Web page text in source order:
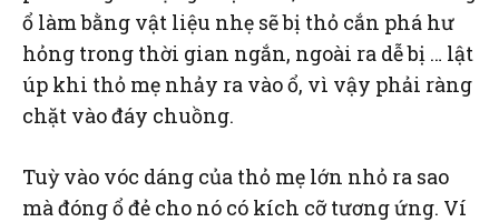
ổ làm bằng vật liệu nhẹ sẽ bị thỏ cắn phá hư
hỏng trong thời gian ngắn, ngoài ra dễ bị … lật
úp khi thỏ mẹ nhảy ra vào ổ, vì vậy phải ràng
chặt vào đáy chuồng.
Tuỳ vào vóc dáng của thỏ mẹ lớn nhỏ ra sao
mà đóng ổ đẻ cho nó có kích cỡ tương ứng. Ví